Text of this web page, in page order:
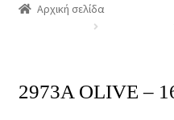
Αρχική σελίδα
2973A OLIVE –